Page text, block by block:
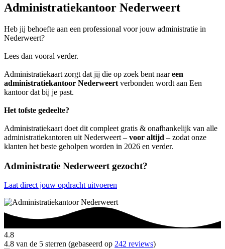
Administratiekantoor Nederweert
Heb jij behoefte aan een professional voor jouw administratie in
Nederweert?
Lees dan vooral verder.
Administratiekaart zorgt dat jij die op zoek bent naareen
administratiekantoor Nederweert verbonden wordt aan Een
kantoor dat bij je past.
Het tofste gedeelte?
Administratiekaart doet dit compleet gratis & onafhankelijk van alle
administratiekantoren uit Nederweert – voor altijd – zodat onze
klanten het beste geholpen worden in 2026 en verder.
Administratie Nederweert gezocht?
Laat direct jouw opdracht uitvoeren
4.8
4.8 van de 5 sterren (gebaseerd op 242 reviews)